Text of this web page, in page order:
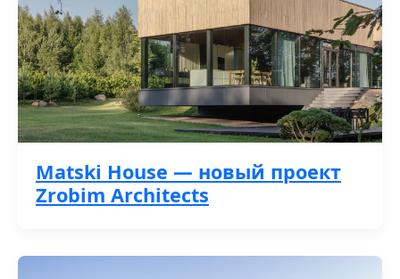
Matski House — новый проект
Zrobim Architects